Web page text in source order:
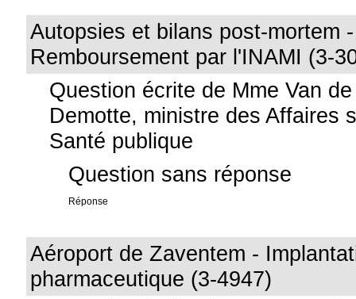
Autopsies et bilans post-mortem
Remboursement par l'INAMI (3-
Question écrite de Mme Van
Demotte, ministre des Affaires
Santé publique
Question sans réponse
Réponse
Aéroport de Zaventem -
pharmaceutique (3-4947)